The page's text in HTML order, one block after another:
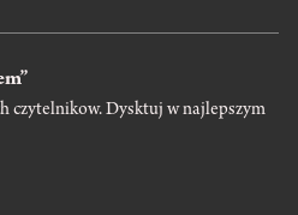
czytelnikow. Dysktuj w najlepszym